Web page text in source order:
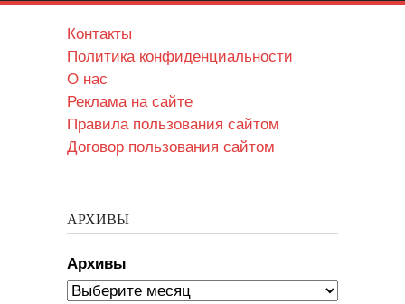
Контакты
Политика конфиденциальности
О нас
Реклама на сайте
Правила пользования сайтом
Договор пользования сайтом
АРХИВЫ
Архивы